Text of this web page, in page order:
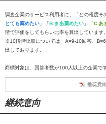
調査企業のサービス利用者に、「どの程度
とても薦めたい 」「B:まあ薦めたい 」「C:あ
階で評価をしてもらい比率を算出しています。
※10段階聴取については、A=9-10回答、
出しております。
商標対象は、回答者数が100人以上の企業です
推奨意
継続意向